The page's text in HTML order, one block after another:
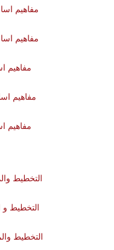
10- مفاهيم
11- مفاهيم
12-
13- مفاهيم
14-
15- التخطيط
16-التخطيط و
17-التخطيط